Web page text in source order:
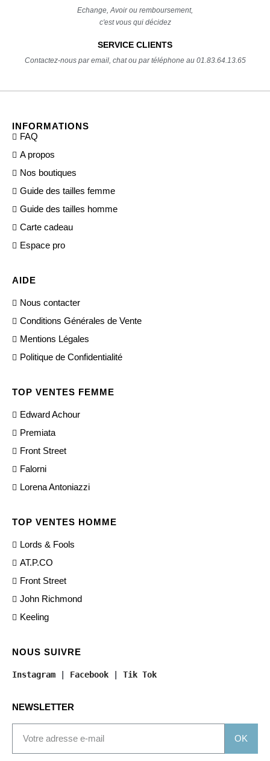
Echange, Avoir ou remboursement,
c'est vous qui décidez
SERVICE CLIENTS
Contactez-nous par email, chat ou par téléphone au 01.83.64.13.65
INFORMATIONS
FAQ
A propos
Nos boutiques
Guide des tailles femme
Guide des tailles homme
Carte cadeau
Espace pro
AIDE
Nous contacter
Conditions Générales de Vente
Mentions Légales
Politique de Confidentialité
TOP VENTES FEMME
Edward Achour
Premiata
Front Street
Falorni
Lorena Antoniazzi
TOP VENTES HOMME
Lords & Fools
AT.P.CO
Front Street
John Richmond
Keeling
NOUS SUIVRE
Instagram Facebook Tik Tok
NEWSLETTER
OK